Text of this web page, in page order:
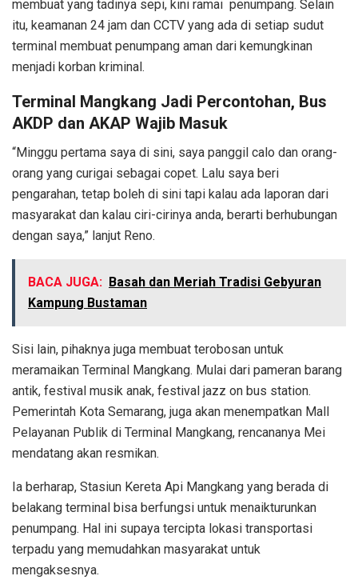
membuat yang tadinya sepi, kini ramai penumpang. Selain
itu, keamanan 24 jam dan CCTV yang ada di setiap sudut
terminal membuat penumpang aman dari kemungkinan
menjadi korban kriminal.
Terminal Mangkang Jadi Percontohan, Bus
AKDP dan AKAP Wajib Masuk
“Minggu pertama saya di sini, saya panggil calo dan orang-
orang yang curigai sebagai copet. Lalu saya beri
pengarahan, tetap boleh di sini tapi kalau ada laporan dari
masyarakat dan kalau ciri-cirinya anda, berarti berhubungan
dengan saya,” lanjut Reno.
BACA JUGA: Basah dan Meriah Tradisi Gebyuran
Kampung Bustaman
Sisi lain, pihaknya juga membuat terobosan untuk
meramaikan Terminal Mangkang. Mulai dari pameran barang
antik, festival musik anak, festival jazz on bus station.
Pemerintah Kota Semarang, juga akan menempatkan Mall
Pelayanan Publik di Terminal Mangkang, rencananya Mei
mendatang akan resmikan.
Ia berharap, Stasiun Kereta Api Mangkang yang berada di
belakang terminal bisa berfungsi untuk menaikturunkan
penumpang. Hal ini supaya tercipta lokasi transportasi
terpadu yang memudahkan masyarakat untuk
mengaksesnya.